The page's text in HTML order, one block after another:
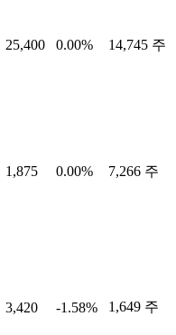
25,400 0.00% 14,745 주
1,875 0.00% 7,266 주
3,420 -1.58% 1,649 주